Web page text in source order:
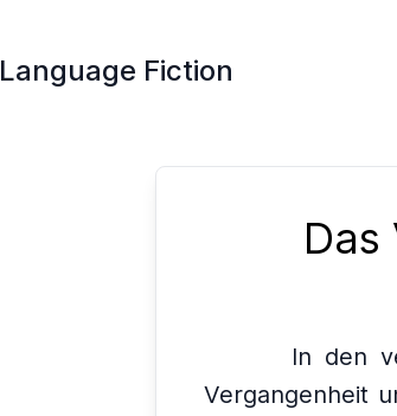
Language Fiction
Das
In den
Vergangenheit